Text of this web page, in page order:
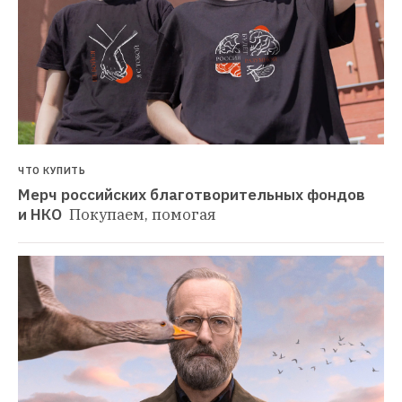
ЧТО КУПИТЬ
Мерч российских благотворительных фондов
и НКО Покупаем, помогая